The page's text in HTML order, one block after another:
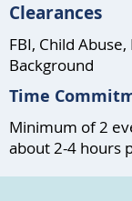
Clearances
FBI, Child
Background
Time
Minimum of 2
about 2-4 hours